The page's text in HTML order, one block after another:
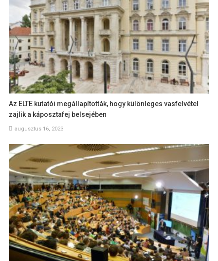
Az ELTE kutatói megállapították, hogy különleges vasfelvétel
zajlik a káposztafej belsejében
augusztus 16, 2023